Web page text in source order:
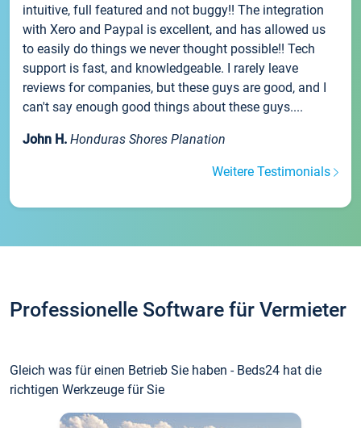
intuitive, full featured and not buggy!! The integration
with Xero and Paypal is excellent, and has allowed us
to easily do things we never thought possible!! Tech
support is fast, and knowledgeable. I rarely leave
reviews for companies, but these guys are good, and I
can't say enough good things about these guys....
John H. Honduras Shores Planation
Weitere Testimonials
Professionelle Software für Vermieter
Gleich was für einen Betrieb Sie haben - Beds24 hat die
richtigen Werkzeuge für Sie